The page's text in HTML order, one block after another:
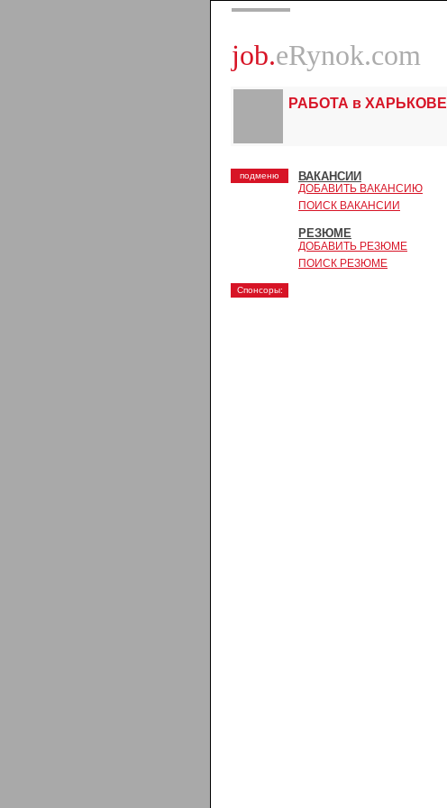
job.eRynok.com
РАБОТА в ХАРЬКОВЕ
подменю ВАКАНСИИ
ДОБАВИТЬ ВАКАНСИЮ
ПОИСК ВАКАНСИИ
РЕЗЮМЕ
ДОБАВИТЬ РЕЗЮМЕ
ПОИСК РЕЗЮМЕ
Спонсоры: